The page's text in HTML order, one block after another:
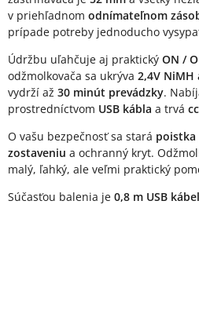
v priehľadnom odnímateľnom
prípade potreby jednoducho
Údržbu uľahčuje aj praktický ON /
odžmolkovača sa ukrýva 2,4V
vydrží až 30 minút prevádzky.
prostredníctvom USB kábla a trvá
O vašu bezpečnosť sa stará poistka
zostaveniu a ochranný kryt.
malý, ľahký, ale veľmi praktický
Súčasťou balenia je 0,8 m USB kábel